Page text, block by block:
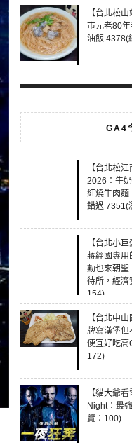
【台北松
市元老80
油飯 4378(
GA4
【台北松
2026：牛
紅燒牛肉麵
錯過 7351(
【台北小
蔣經國專用
勳也來朝聖
待所，經濟
154)
【台北中
牌寫漢堡但
便宜好吃高
172)
【貓大爺
Night：最
覽：100)